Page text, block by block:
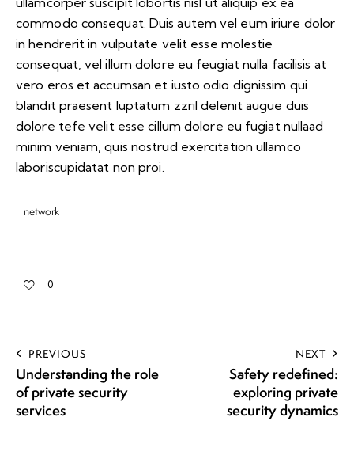
commodo consequat. Duis autem vel eum iriure dolor
in hendrerit in vulputate velit esse molestie
consequat, vel illum dolore eu feugiat nulla facilisis at
vero eros et accumsan et iusto odio dignissim qui
blandit praesent luptatum zzril delenit augue duis
dolore tefe velit esse cillum dolore eu fugiat nullaad
minim veniam, quis nostrud exercitation ullamco
laboriscupidatat non proi.
network
0
PREVIOUS
Understanding the role
of private security
services
NEXT
Safety redefined:
exploring private
security dynamics